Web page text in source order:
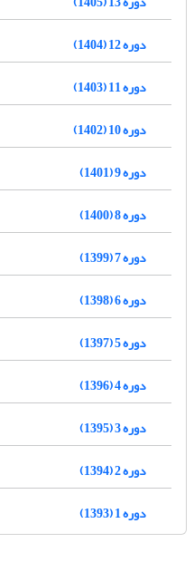
دوره 12 (1404)
دوره 11 (1403)
دوره 10 (1402)
دوره 9 (1401)
دوره 8 (1400)
دوره 7 (1399)
دوره 6 (1398)
دوره 5 (1397)
دوره 4 (1396)
دوره 3 (1395)
دوره 2 (1394)
دوره 1 (1393)